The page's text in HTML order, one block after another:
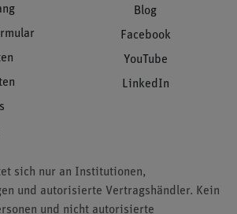
Blog
Facebook
YouTube
LinkedIn
sich nur an Institutionen,
und autorisierte Vertragshändler. Kein
und nicht autorisierte